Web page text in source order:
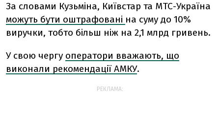
За словами Кузьміна, Київстар та МТС-Україна
можуть бути оштрафовані на суму до 10%
виручки, тобто більш ніж на 2,1 млрд гривень.
У свою чергу оператори вважають, що
виконали рекомендації АМКУ.
РЕКЛАМА: